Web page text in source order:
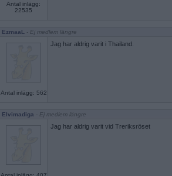
Antal inlägg:
22535
EzmaaL - Ej medlem längre
Antal inlägg: 562
Jag har aldrig varit i Thailand.
Elvimadiga - Ej medlem längre
Jag har aldrig varit vid Treriksröset